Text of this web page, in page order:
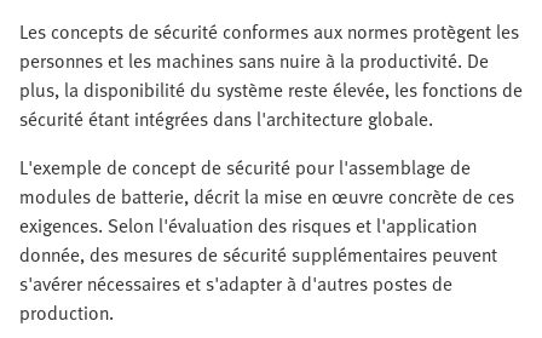
Les concepts de sécurité conformes aux normes protègent les
personnes et les machines sans nuire à la productivité. De
plus, la disponibilité du système reste élevée, les fonctions de
sécurité étant intégrées dans l'architecture globale.
L'exemple de concept de sécurité pour l'assemblage de
modules de batterie, décrit la mise en œuvre concrète de ces
exigences. Selon l'évaluation des risques et l'application
donnée, des mesures de sécurité supplémentaires peuvent
s'avérer nécessaires et s'adapter à d'autres postes de
production.